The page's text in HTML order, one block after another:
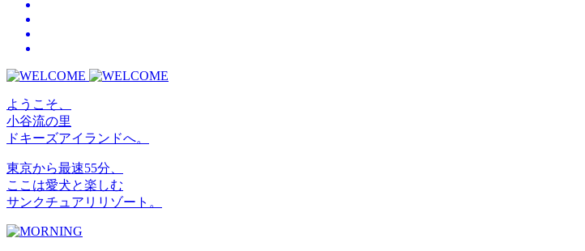
ようこそ、
小谷流の里
ドキーズアイランドへ。
東京から最速55分、
ここは愛犬と楽しむ
サンクチュアリリゾート。